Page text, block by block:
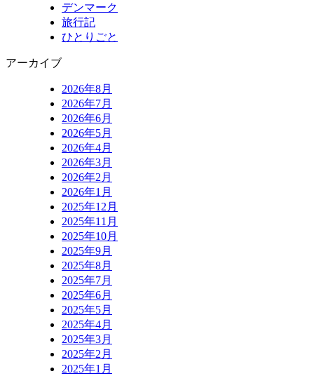
デンマーク
旅行記
ひとりごと
アーカイブ
2026年8月
2026年7月
2026年6月
2026年5月
2026年4月
2026年3月
2026年2月
2026年1月
2025年12月
2025年11月
2025年10月
2025年9月
2025年8月
2025年7月
2025年6月
2025年5月
2025年4月
2025年3月
2025年2月
2025年1月